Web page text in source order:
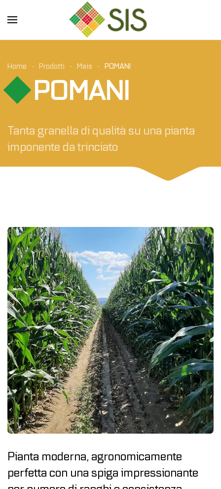
Skip to main content
Home Prodotti Mais POMANI
POMANI
Tanta granella di qualità su una pianta
imponente da trinciato
Pianta moderna, agronomicamente
perfetta con una spiga impressionante